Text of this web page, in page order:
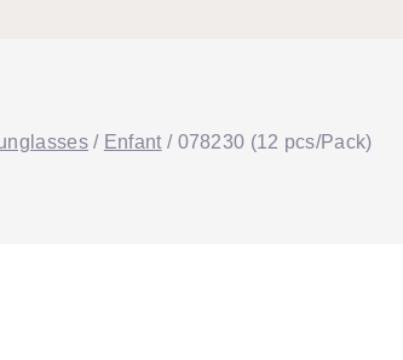
/ Enfant / 078230 (12 pcs/Pack)